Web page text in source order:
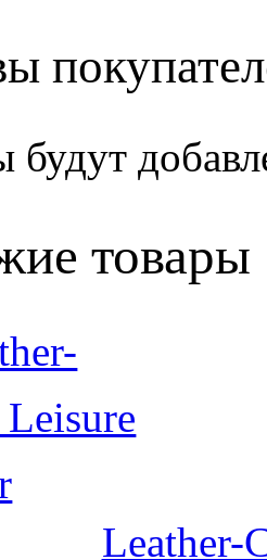
будут
товары
Leather-